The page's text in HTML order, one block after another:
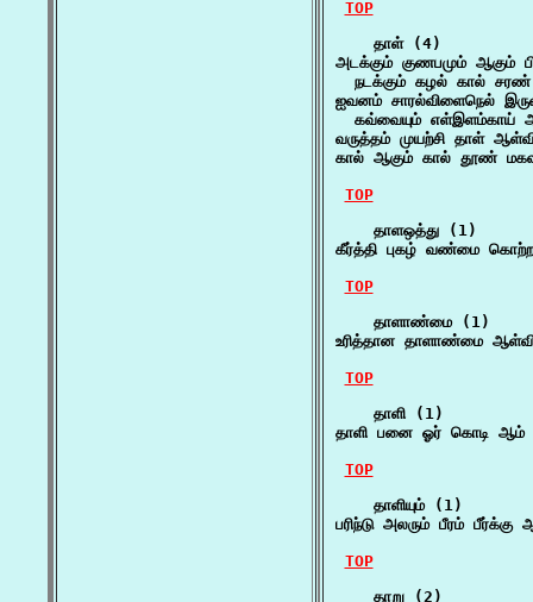
TOP
    தாள் (4)
அடக்கும் குணபமும் ஆகும்
நடக்கும் கழல் கால்
ஐவனம் சாரல்விளைநெல்
கவ்வையும் எள்இளம்காய்
வருத்தம் முயற்சி தாள்
கால் ஆகும் கால் தூண்
TOP
    தாளஒத்து (1)
கீர்த்தி புகழ் வண்மை
TOP
    தாளாண்மை (1)
உரித்தான தாளாண்மை
TOP
    தாளி (1)
தாளி பனை ஓர் கொடி ஆம்
TOP
    தாளியும் (1)
பரிந்டு அலரும் பீரம்
TOP
    தாறு (2)